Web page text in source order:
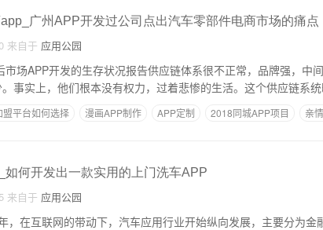
广州APP开发过公司点出汽车零部件电商市场的痛点
来自于 应用公园
场APP开发的生存状况报告供应链体系很不正常，品牌强，中
事实上，他们根本没有权力，过着悲惨的生活。这个供应链系
盟平台如何选择 漫画APP制作 APP定制 2018同城APP项目 亲
如何开发出一款实用的上门洗车APP
来自于 应用公园
，在互联网的带动下，汽车应用行业开始纵向发展，主要分为金